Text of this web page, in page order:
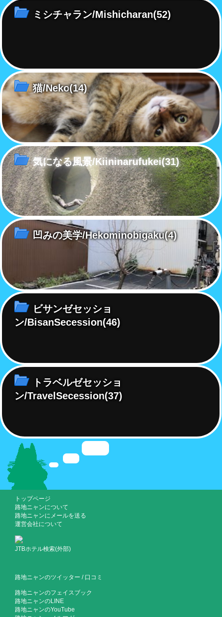
ミシチャラン/Mishicharan(52)
猫/Neko(14)
気になる風景/Kiininarufukei(31)
凹みの美学/Hekominobigaku(4)
ビサンゼセッショ
ン/BisanSecession(46)
トラベルゼセッショ
ン/TravelSecession(37)
トップページ
路地ニャンについて
路地ニャンにメールを送る
運営会社について
JTBホテル検索(外部)
路地ニャンのツイッター / 口コミ
路地ニャンのフェイスブック
路地ニャンのLINE
路地ニャンのYouTube